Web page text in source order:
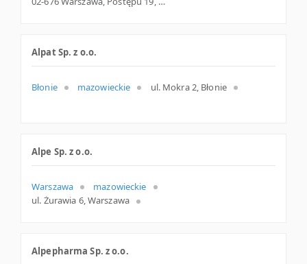
Alpat Sp. z o.o.
Błonie mazowieckie ul. Mokra 2, Błonie
Alpe Sp. z o.o.
Warszawa
mazowieckie
ul. Żurawia 6, Warszawa
Alpepharma Sp. z o.o.